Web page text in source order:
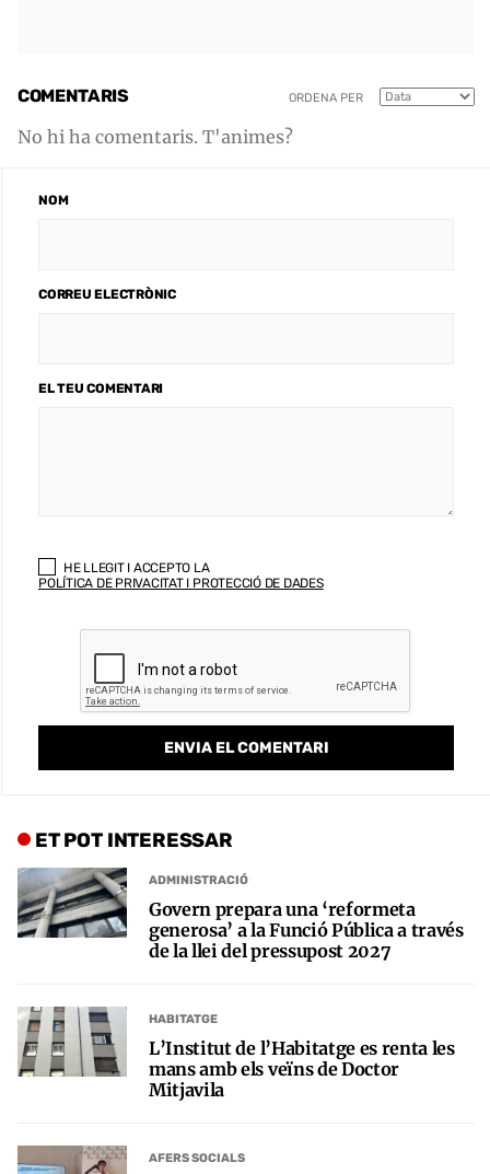
COMENTARIS ORDENA PER
No hi ha comentaris. T'animes?
NOM
CORREU ELECTRÒNIC
EL TEU COMENTARI
HE LLEGIT I ACCEPTO LA
POLÍTICA DE PRIVACITAT I PROTECCIÓ DE DADES
ET POT INTERESSAR
ADMINISTRACIÓ
Govern prepara una ‘reformeta
generosa’ a la Funció Pública a través
de la llei del pressupost 2027
HABITATGE
L’Institut de l’Habitatge es renta les
mans amb els veïns de Doctor
Mitjavila
AFERS SOCIALS